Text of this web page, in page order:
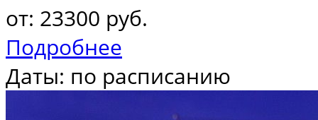
от: 23300 руб.
Подробнее
Даты: по расписанию